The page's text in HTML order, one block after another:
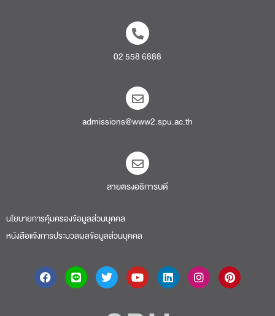
02 558 6888
admissions@www2.spu.ac.th
สายตรงอธิการบดี​
นโยบายการคุ้มครองข้อมูลส่วนบุคคล
หนังสือแจ้งการประมวลผลข้อมูลส่วนบุคคล